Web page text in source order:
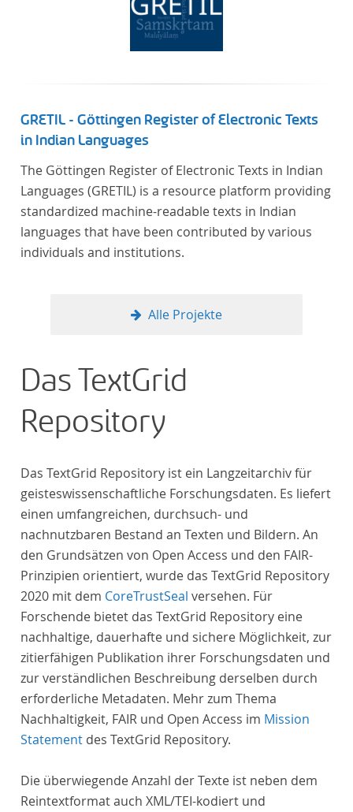
GRETIL - Göttingen Register of Electronic Texts
in Indian Languages
The Göttingen Register of Electronic Texts in Indian
Languages (GRETIL) is a resource platform providing
standardized machine-readable texts in Indian
languages that have been contributed by various
individuals and institutions.
Alle Projekte
Das TextGrid
Repository
Das TextGrid Repository ist ein Langzeitarchiv für
geisteswissenschaftliche Forschungsdaten. Es liefert
einen umfangreichen, durchsuch- und
nachnutzbaren Bestand an Texten und Bildern. An
den Grundsätzen von Open Access und den FAIR-
Prinzipien orientiert, wurde das TextGrid Repository
2020 mit dem CoreTrustSeal versehen. Für
Forschende bietet das TextGrid Repository eine
nachhaltige, dauerhafte und sichere Möglichkeit, zur
zitierfähigen Publikation ihrer Forschungsdaten und
zur verständlichen Beschreibung derselben durch
erforderliche Metadaten. Mehr zum Thema
Nachhaltigkeit, FAIR und Open Access im Mission
Statement des TextGrid Repository.
Die überwiegende Anzahl der Texte ist neben dem
Reintextformat auch XML/TEI-kodiert und